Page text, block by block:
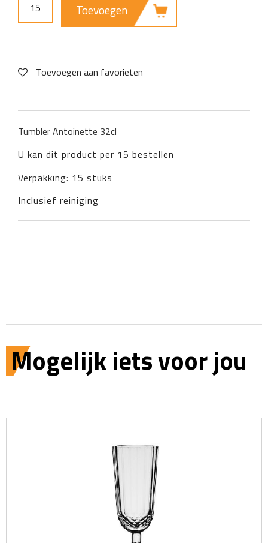
Toevoegen
Toevoegen aan favorieten
Tumbler Antoinette 32cl
U kan dit product per 15 bestellen
Verpakking: 15 stuks
Inclusief reiniging
Mogelijk iets voor jou